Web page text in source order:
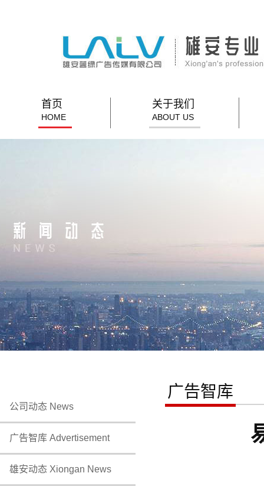
首页
HOME
关于我们
ABOUT US
公司动态 News
广告智库 Advertisement
雄安动态 Xiongan News
广告智库